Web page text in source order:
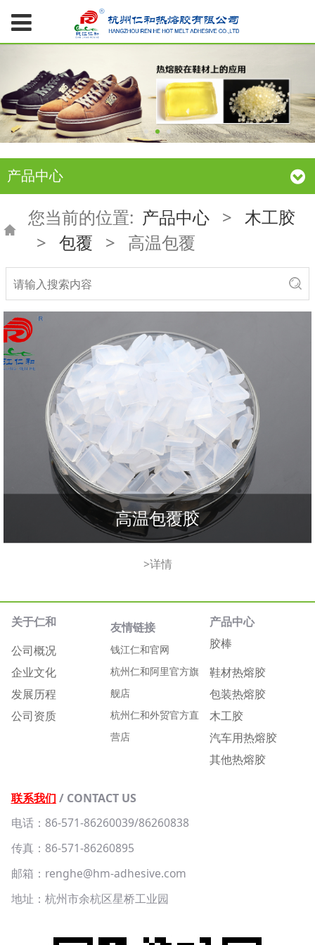
产品中心
您当前的位置: 产品中心 > 木工胶
> 包覆 > 高温包覆
高温包覆胶
>详情
关于仁和
公司概况
企业文化
发展历程
公司资质
友情链接
钱江仁和官网
杭州仁和阿里官方旗
舰店
杭州仁和外贸官方直
营店
产品中心
胶棒
鞋材热熔胶
包装热熔胶
木工胶
汽车用热熔胶
其他热熔胶
联系我们 / CONTACT US
电话：86-571-86260039/86260838
传真：86-571-86260895
邮箱：renghe@hm-adhesive.com
地址：杭州市余杭区星桥工业园